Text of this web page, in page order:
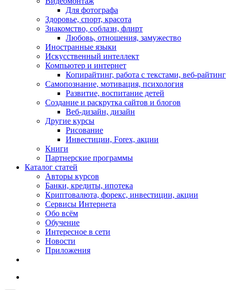
Для фотографа
Здоровье, спорт, красота
Знакомство, соблазн, флирт
Любовь, отношения, замужество
Иностранные языки
Искусственный интеллект
Компьютер и интернет
Копирайтинг, работа с текстами, веб-райтинг
Самопознание, мотивация, психология
Развитие, воспитание детей
Создание и раскрутка сайтов и блогов
Веб-дизайн, дизайн
Другие курсы
Рисование
Инвестиции, Forex, акции
Книги
Партнерские программы
Каталог статей
Авторы курсов
Банки, кредиты, ипотека
Криптовалюта, форекс, инвестиции, акции
Сервисы Интернета
Обо всём
Обучение
Интересное в сети
Новости
Приложения